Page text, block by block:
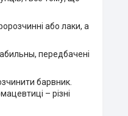
або лаки, а
передбачені
барвник.
– різні